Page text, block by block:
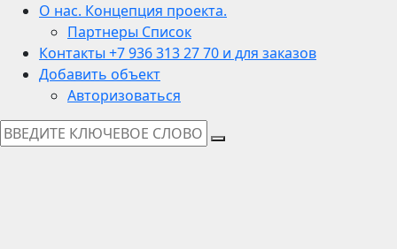
О нас. Концепция проекта.
Партнеры Список
Контакты +7 936 313 27 70 и для заказов
Добавить объект
Авторизоваться